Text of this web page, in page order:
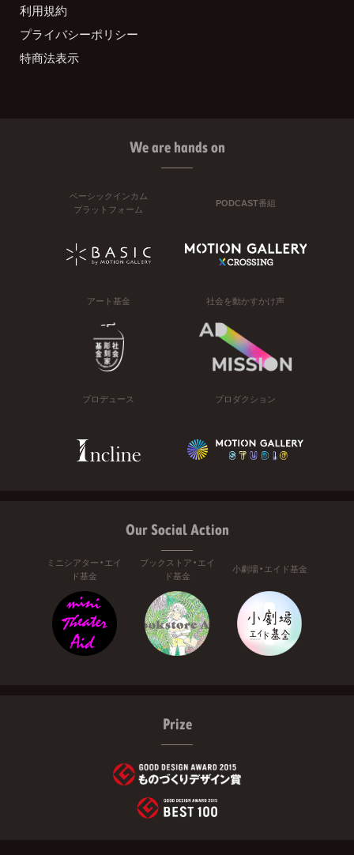
利用規約
プライバシーポリシー
特商法表示
We are hands on
ベーシックインカム
プラットフォーム
PODCAST番組
アート基金 社会を動かすかけ声
プロデュース プロダクション
Our Social Action
ミニシアター・エイ
ド基金
ブックストア・エイ
ド基金
小劇場・エイド基金
Prize